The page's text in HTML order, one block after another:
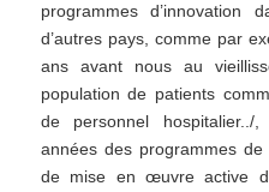
programmes d’innovation
d’autres pays, comme par
ans avant nous au
population de patients
de personnel
années des programmes
de mise en œuvre active